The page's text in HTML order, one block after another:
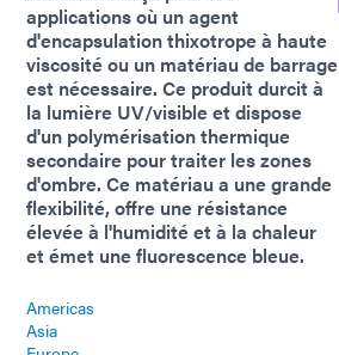
applications où un agent
d'encapsulation thixotrope à haute
viscosité ou un matériau de barrage
est nécessaire. Ce produit durcit à
la lumière UV/visible et dispose
d'un polymérisation thermique
secondaire pour traiter les zones
d'ombre. Ce matériau a une grande
flexibilité, offre une résistance
élevée à l'humidité et à la chaleur
et émet une fluorescence bleue.
Americas
Asia